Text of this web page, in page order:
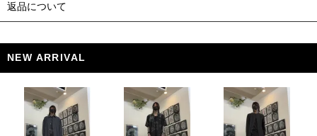
返品について
NEW ARRIVAL